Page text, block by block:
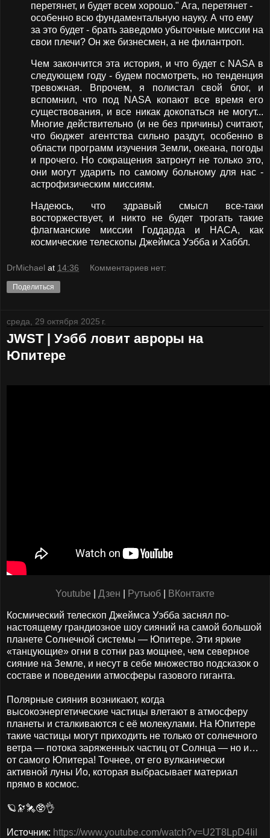
перетянет, и будет всем хорошо." Ага, перетянет -
особенно всю фундаментальную науку. А что ему
за это будет - брать заведомо убыточные миссии на
свои плечи? Он же бизнесмен, а не филантроп.
Чем закончится эта история, и что будет с NASA в
следующем году - будем посмотреть, но тенденция
тревожная. Впрочем, я полистал свой блог, и
вспомнил, что под NASA копают все время его
существования, и все никак докопаться не могут...
Многие действительно (и не без причины) считают,
что бюджет агентства сильно раздут, особенно в
области программ изучения Земли, океана, погоды
и прочего. Но сокращения затронут не только это,
они могут ударить по самому больному для нас -
астрофизическим миссиям.
Надеюсь, что здравый смысл все-таки
восторжествует, и никто не будет трогать такие
флагманские миссии Годдарда и НАСА, как
космические телескопы Джеймса Уэбба и Хаббл.
DrMichael at 14:36 Комментариев нет:
Поделиться
среда, 29 октября 2025 г.
JWST | Уэбб ловит авроры на
Юпитере
Youtube Дзен Рутьюб ВКонтакте
Космический телескоп Джеймса Уэбба заснял по-
настоящему грандиозное шоу сияний на самой большой
планете Солнечной системы — Юпитере. Эти яркие
«танцующие» огни в сотни раз мощнее, чем северное
сияние на Земле, и несут в себе множество подсказок о
составе и поведении атмосферы газового гиганта.
Полярные сияния возникают, когда
высокоэнергетические частицы влетают в атмосферу
планеты и сталкиваются с её молекулами. На Юпитере
такие частицы могут приходить не только от солнечного
ветра — потока заряженных частиц от Солнца — но и…
от самого Юпитера! Точнее, от его вулканически
активной луны Ио, которая выбрасывает материал
прямо в космос.
🪐🔭🛰🥸👌
Источник: https://www.youtube.com/watch?v=U2T8LpD4IiI